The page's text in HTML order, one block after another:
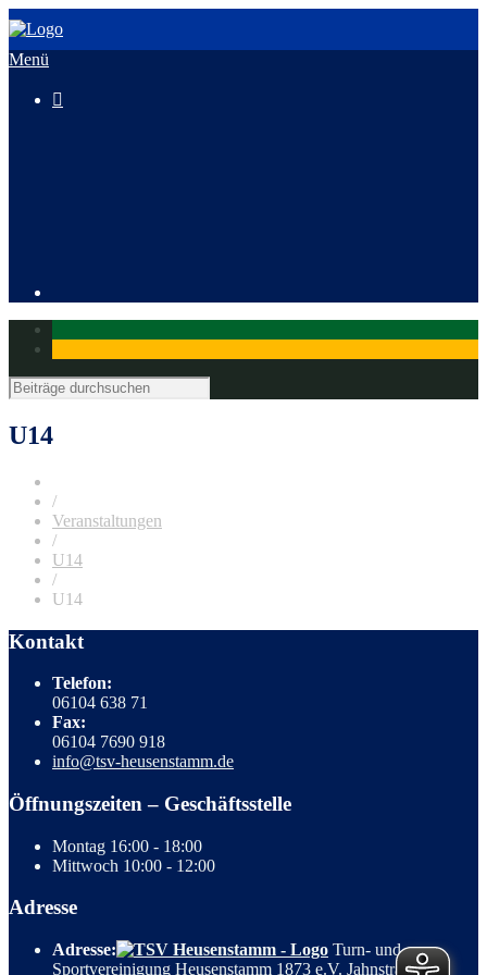
Menü

U14
/
Veranstaltungen
/
U14
/
U14
Kontakt
Telefon:
06104 638 71
Fax:
06104 7690 918
info@tsv-heusenstamm.de
Öffnungszeiten – Geschäftsstelle
Montag 16:00 - 18:00
Mittwoch 10:00 - 12:00
Adresse
Adresse:
Turn- und
Sportvereinigung Heusenstamm 1873 e.V. Jahnstrasse 3,